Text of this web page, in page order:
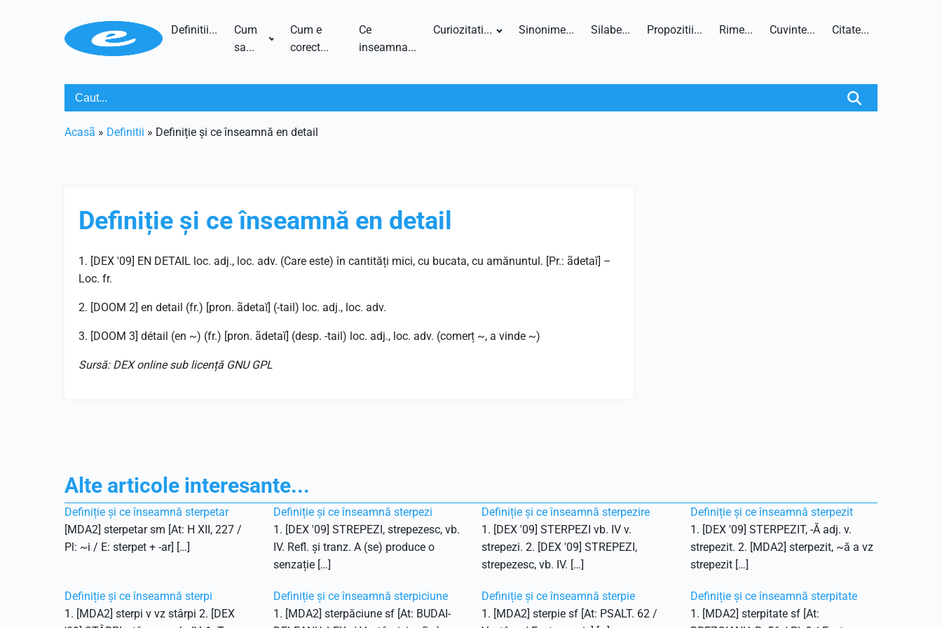
Definitii...
Cum
sa...
Cum e
corect...
Ce
inseamna...
Curiozitati... Sinonime... Silabe... Propozitii... Rime... Cuvinte... Citate...
Acasã » Definitii » Definiție și ce înseamnă en detail
Definiție și ce înseamnă en detail
1. [DEX '09] EN DETAIL loc. adj., loc. adv. (Care este) în cantități mici, cu bucata, cu amănuntul. [Pr.: ãdetaĭ] –
Loc. fr.
2. [DOOM 2] en detail (fr.) [pron. ãdetaǐ] (-tail) loc. adj., loc. adv.
3. [DOOM 3] détail (en ~) (fr.) [pron. ãdetaĭ] (desp. -tail) loc. adj., loc. adv. (comerț ~, a vinde ~)
Sursă: DEX online sub licență GNU GPL
Alte articole interesante...
Definiție și ce înseamnă sterpetar
[MDA2] sterpetar sm [At: H XII, 227 /
Pl: ~i / E: sterpet + -ar] […]
Definiție și ce înseamnă sterpezi
1. [DEX '09] STREPEZI, strepezesc, vb.
IV. Refl. și tranz. A (se) produce o
senzație […]
Definiție și ce înseamnă sterpezire
1. [DEX '09] STERPEZI vb. IV v.
strepezi. 2. [DEX '09] STREPEZI,
strepezesc, vb. IV. […]
Definiție și ce înseamnă sterpezit
1. [DEX '09] STERPEZIT, -Ă adj. v.
strepezit. 2. [MDA2] sterpezit, ~ă a vz
strepezit […]
Definiție și ce înseamnă sterpi
1. [MDA2] sterpi v vz stârpi 2. [DEX
Definiție și ce înseamnă sterpiciune
1. [MDA2] sterpăciune sf [At: BUDAI-
Definiție și ce înseamnă sterpie
1. [MDA2] sterpie sf [At: PSALT. 62 /
Definiție și ce înseamnă sterpitate
1. [MDA2] sterpitate sf [At: